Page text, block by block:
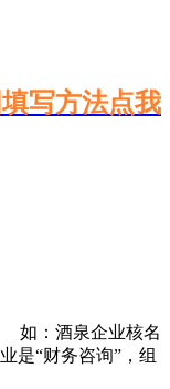
写方法点我
如：酒泉企业核名
是“财务咨询”，组